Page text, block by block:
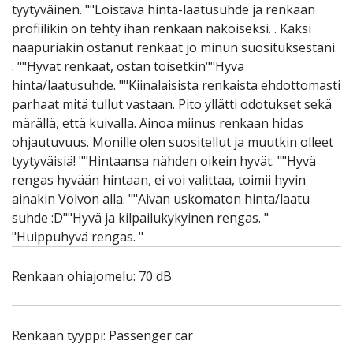
tyytyväinen. ""Loistava hinta-laatusuhde ja renkaan
profiilikin on tehty ihan renkaan näköiseksi. . Kaksi
naapuriakin ostanut renkaat jo minun suosituksestani.
. ""Hyvät renkaat, ostan toisetkin""Hyvä
hinta/laatusuhde. ""Kiinalaisista renkaista ehdottomasti
parhaat mitä tullut vastaan. Pito yllätti odotukset sekä
märällä, että kuivalla. Ainoa miinus renkaan hidas
ohjautuvuus. Monille olen suositellut ja muutkin olleet
tyytyväisiä! ""Hintaansa nähden oikein hyvät. ""Hyvä
rengas hyvään hintaan, ei voi valittaa, toimii hyvin
ainakin Volvon alla. ""Aivan uskomaton hinta/laatu
suhde :D""Hyvä ja kilpailukykyinen rengas. "
"Huippuhyvä rengas. "
Renkaan ohiajomelu: 70 dB
Renkaan tyyppi: Passenger car